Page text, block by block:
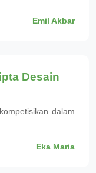
Emil Akbar
Desain
dalam
Eka Maria